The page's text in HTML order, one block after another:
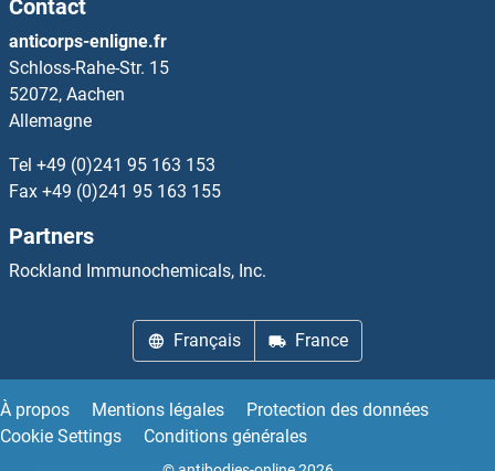
Contact
anticorps-enligne.fr
Schloss-Rahe-Str. 15
52072, Aachen
Allemagne
Tel +49 (0)241 95 163 153
Fax +49 (0)241 95 163 155
Partners
Rockland Immunochemicals, Inc.
Français France
À propos Mentions légales
Protection des données
Cookie Settings
Conditions générales